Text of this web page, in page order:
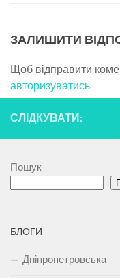
ЗАЛИШИТИ
Щоб відправити
авторизуватись.
СЛІДКУВАТИ:
Пошук
БЛОГИ
Дніпропетровська